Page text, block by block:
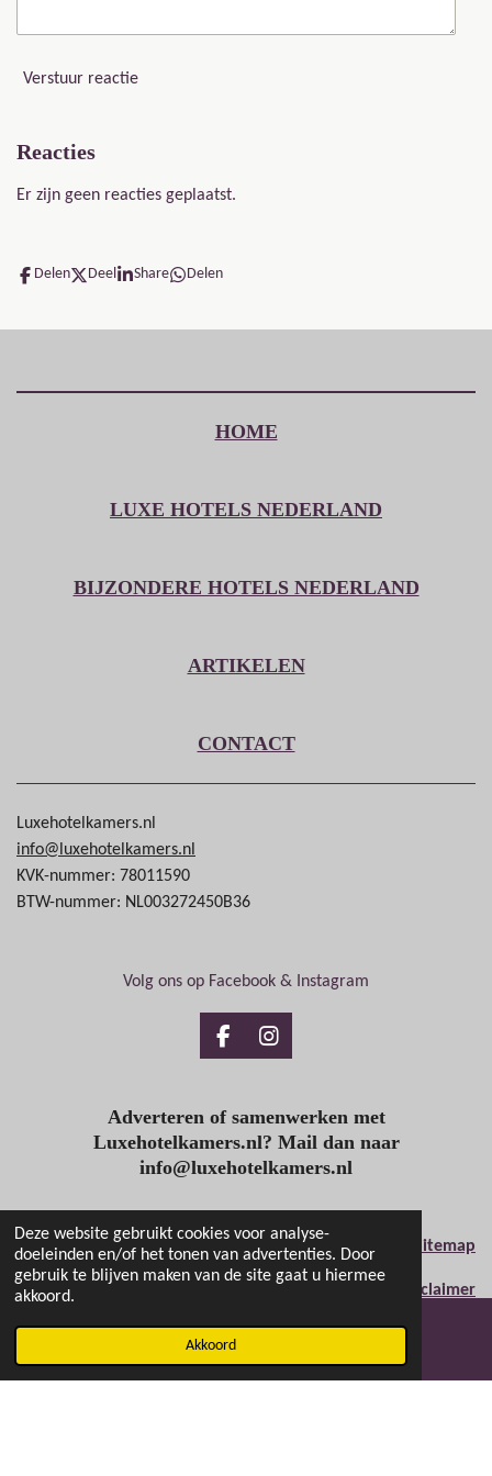
Deze website gebruikt cookies voor analyse-
doeleinden en/of het tonen van advertenties. Door
gebruik te blijven maken van de site gaat u hiermee
akkoord.
Akkoord
Verstuur reactie
Reacties
Er zijn geen reacties geplaatst.
Delen Deel Share Delen
HOME
LUXE HOTELS NEDERLAND
BIJZONDERE HOTELS NEDERLAND
ARTIKELEN
CONTACT
Luxehotelkamers.nl
info@luxehotelkamers.nl
KVK-nummer: 78011590
BTW-nummer: NL003272450B36
Volg ons op Facebook & Instagram
FacebookInstagram
Adverteren of samenwerken met
Luxehotelkamers.nl? Mail dan naar
info@luxehotelkamers.nl
Sitemap
Disclaimer
Privacyverklaring
© 2020 - 2026 luxehotelkamers